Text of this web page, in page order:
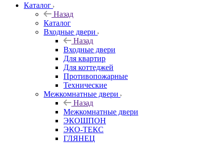
Каталог
Назад
Каталог
Входные двери
Назад
Входные двери
Для квартир
Для коттеджей
Противопожарные
Технические
Межкомнатные двери
Назад
Межкомнатные двери
ЭКОШПОН
ЭКО-ТЕКС
ГЛЯНЕЦ